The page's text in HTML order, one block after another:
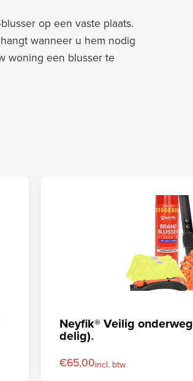
op een vaste plaats.
wanneer u hem nodig
woning een blusser te
Neyfik® Veilig
delig)
€65,00incl. btw